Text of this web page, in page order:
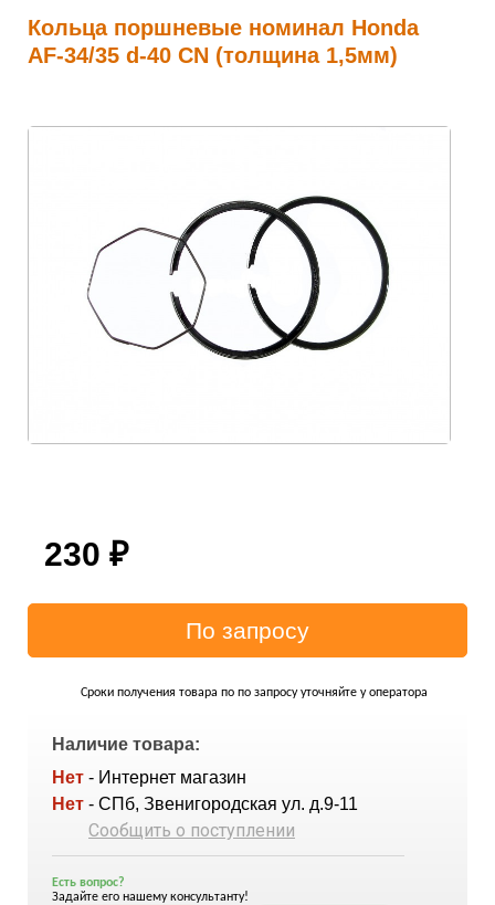
Кольца поршневые номинал Honda
AF-34/35 d-40 CN (толщина 1,5мм)
230 ₽
Сроки получения товара по по запросу уточняйте у оператора
Наличие товара:
Нет - Интернет магазин
Нет - СПб, Звенигородская ул. д.9-11
Сообщить о поступлении
Есть вопрос?
Задайте его нашему консультанту!